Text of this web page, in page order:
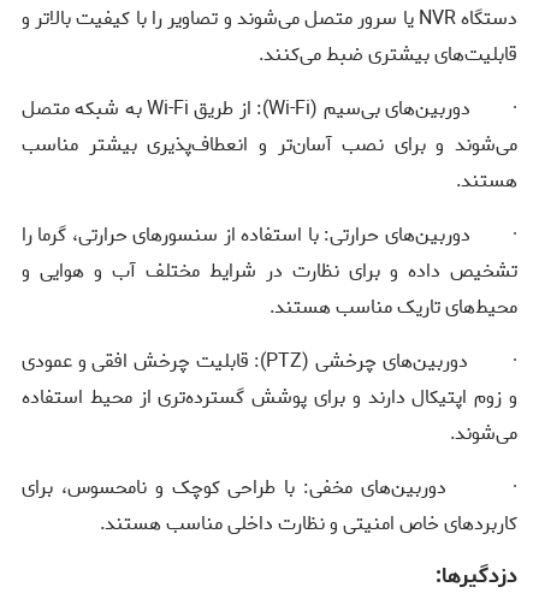
دستگاهNVRیا سرور متصل می‌شوند و تصاویر را با کیفیت بالاتر و
قابلیت‌های بیشتری ضبط می‌کنند.
· دوربین‌های بی‌سیم (Wi-Fi): از طریقWi-Fiبه شبکه متصل
می‌شوند و برای نصب آسان‌تر و انعطاف‌پذیری بیشتر مناسب
هستند.
· دوربین‌های حرارتی: با استفاده از سنسورهای حرارتی، گرما را
تشخیص داده و برای نظارت در شرایط مختلف آب و هوایی و
محیط‌های تاریک مناسب هستند.
· دوربین‌های چرخشی (PTZ): قابلیت چرخش افقی و عمودی
و زوم اپتیکال دارند و برای پوشش گسترده‌تری از محیط استفاده
می‌شوند.
· دوربین‌های مخفی: با طراحی کوچک و نامحسوس، برای
کاربردهای خاص امنیتی و نظارت داخلی مناسب هستند.
دزدگیرها: